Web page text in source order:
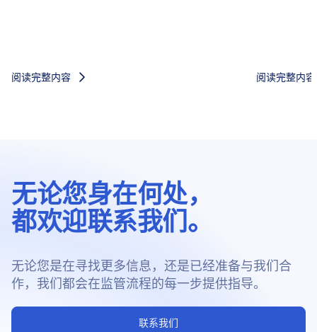
阅读完整内容 阅读完整内容
无论您身在何处，
都欢迎联系我们。
无论您是在寻找更多信息，还是已经准备与我们合
作，我们都会在监管流程的每一步提供指导。
联系我们